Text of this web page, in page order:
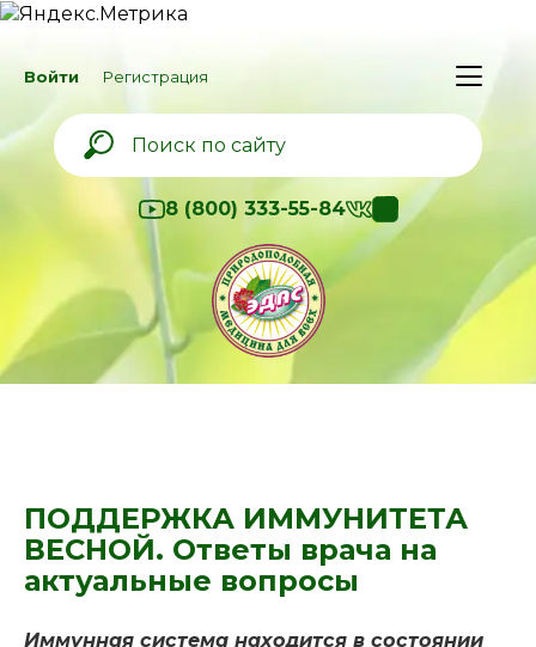
Войти Регистрация
8 (800) 333-55-84
ПОДДЕРЖКА ИММУНИТЕТА
ВЕСНОЙ. Ответы врача на
актуальные вопросы
Иммунная система находится в состоянии